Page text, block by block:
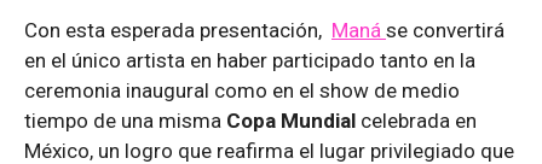
Con esta esperada presentación, Maná se convertirá
en el único artista en haber participado tanto en la
ceremonia inaugural como en el show de medio
tiempo de una misma Copa Mundial celebrada en
México, un logro que reafirma el lugar privilegiado que